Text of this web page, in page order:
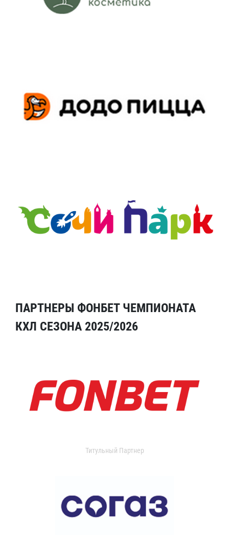
ПАРТНЕРЫ ФОНБЕТ ЧЕМПИОНАТА
КХЛ СЕЗОНА 2025/2026
Титульный Партнер